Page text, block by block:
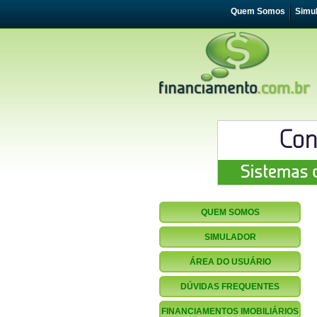
Quem Somos
QUEM SOMOS
SIMULADOR
ÁREA DO USUÁRIO
DÚVIDAS FREQUENTES
FINANCIAMENTOS IMOBILIÁRIOS